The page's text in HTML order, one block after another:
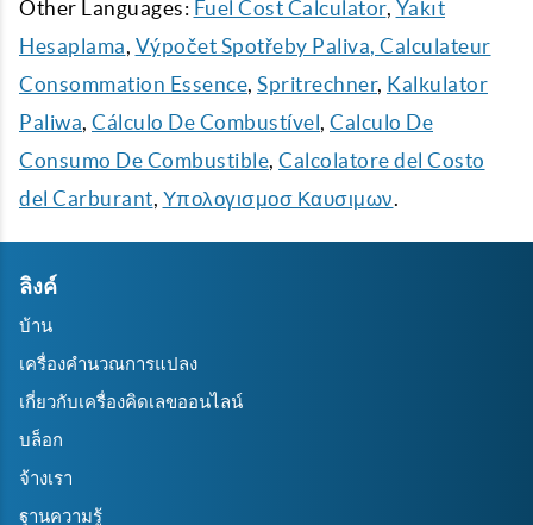
Other Languages: Fuel Cost Calculator, Yakıt
Hesaplama, Výpočet Spotřeby Paliva, Calculateur
Consommation Essence, Spritrechner, Kalkulator
Paliwa, Cálculo De Combustível, Calculo De
Consumo De Combustible, Calcolatore del Costo
del Carburant, Υπολογισμοσ Καυσιμων.
ลิงค์
บ้าน
เครื่องคำนวณการแปลง
เกี่ยวกับเครื่องคิดเลขออนไลน์
บล็อก
จ้างเรา
ฐานความรู้